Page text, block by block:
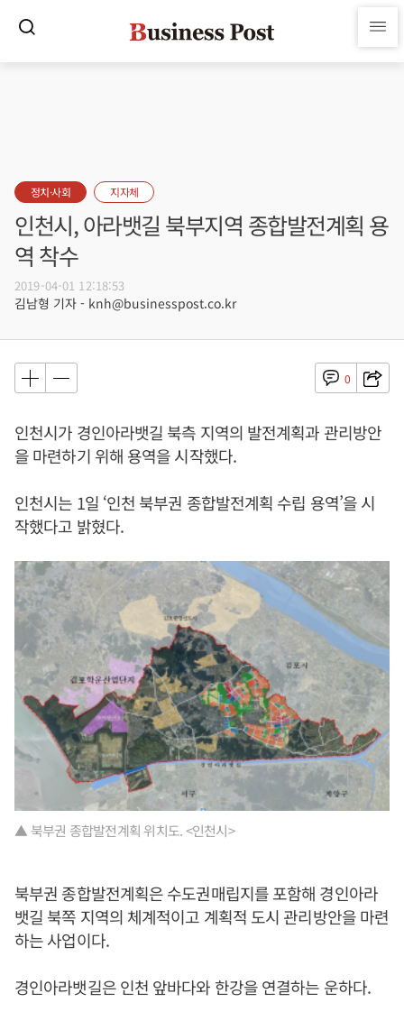
정치·사회 지자체
인천시, 아라뱃길 북부지역 종합발전계획 용
역 착수
2019-04-01 12:18:53
김남형 기자 - knh@businesspost.co.kr
0
인천시가 경인아라뱃길 북측 지역의 발전계획과 관리방안
을 마련하기 위해 용역을 시작했다.
인천시는 1일 ‘인천 북부권 종합발전계획 수립 용역’을 시
작했다고 밝혔다.
▲ 북부권 종합발전계획 위치도. <인천시>
북부권 종합발전계획은 수도권매립지를 포함해 경인아라
뱃길 북쪽 지역의 체계적이고 계획적 도시 관리방안을 마련
하는 사업이다.
경인아라뱃길은 인천 앞바다와 한강을 연결하는 운하다.